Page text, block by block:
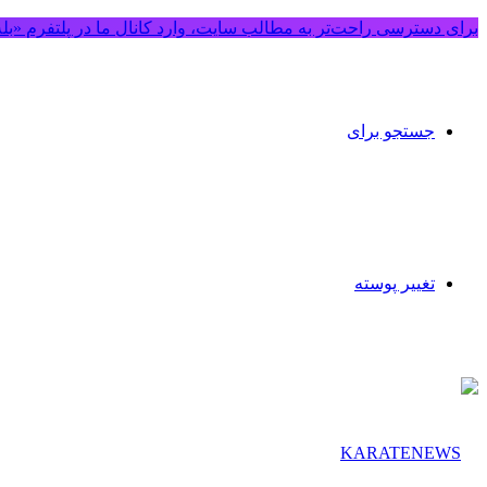
برای دسترسی راحت‌تر به مطالب سایت، وارد کانال ما در پلتفرم
جستجو برای
تغییر پوسته